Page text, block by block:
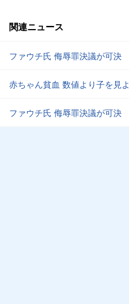
関連ニュース
ファウチ氏 侮辱罪決議が可決
赤ちゃん貧血 数値より子を見よ
ファウチ氏 侮辱罪決議が可決